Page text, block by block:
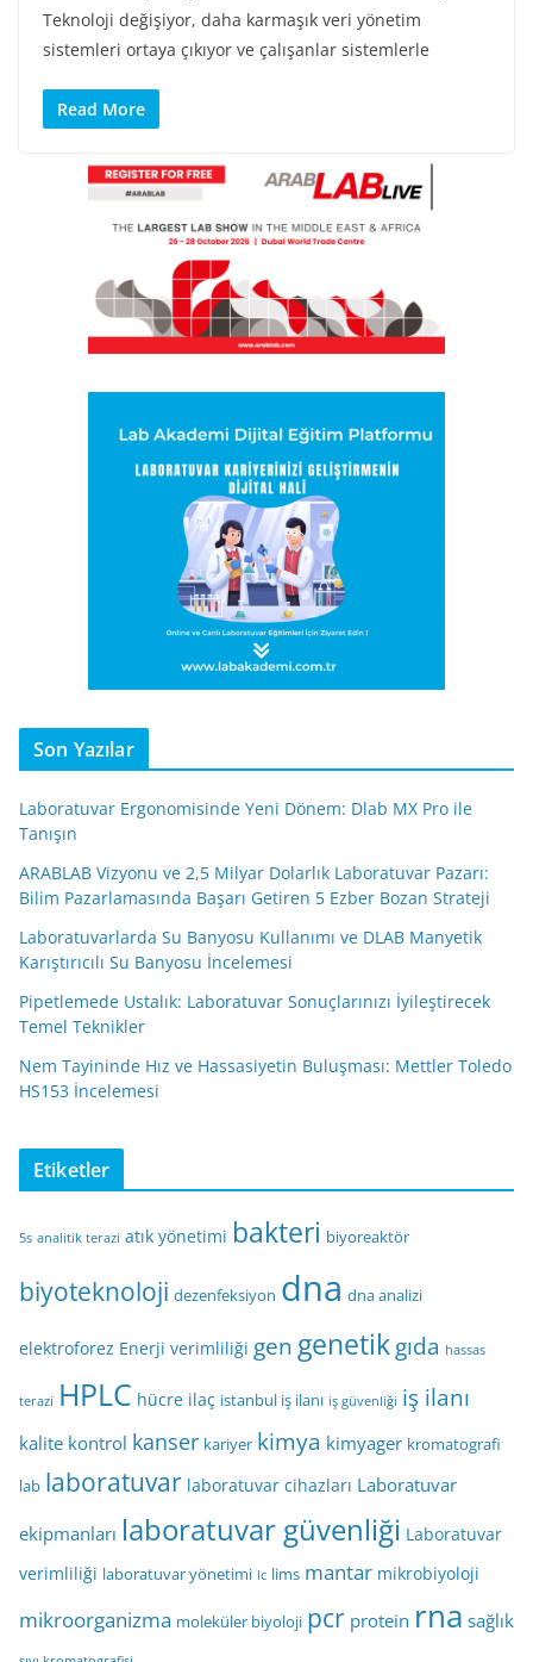
Teknoloji değişiyor, daha karmaşık veri yönetim
sistemleri ortaya çıkıyor ve çalışanlar sistemlerle
Read More
Son Yazılar
Laboratuvar Ergonomisinde Yeni Dönem: Dlab MX Pro ile
Tanışın
ARABLAB Vizyonu ve 2,5 Milyar Dolarlık Laboratuvar Pazarı:
Bilim Pazarlamasında Başarı Getiren 5 Ezber Bozan Strateji
Laboratuvarlarda Su Banyosu Kullanımı ve DLAB Manyetik
Karıştırıcılı Su Banyosu İncelemesi
Pipetlemede Ustalık: Laboratuvar Sonuçlarınızı İyileştirecek
Temel Teknikler
Nem Tayininde Hız ve Hassasiyetin Buluşması: Mettler Toledo
HS153 İncelemesi
Etiketler
5s analitik terazi atık yönetimi bakteri biyoreaktör
biyoteknoloji dezenfeksiyon dna dna analizi
elektroforez Enerji verimliliği gen genetikgıda hassas
terazi HPLC hücre ilaç istanbul iş ilanı iş güvenliği iş ilanı
kalite kontrol kanser kariyer kimya kimyager kromatografi
lab laboratuvar laboratuvar cihazları Laboratuvar
ekipmanları laboratuvar güvenliği Laboratuvar
verimliliği laboratuvar yönetimi lc lims mantar mikrobiyoloji
mikroorganizma moleküler biyoloji pcr protein rna sağlık